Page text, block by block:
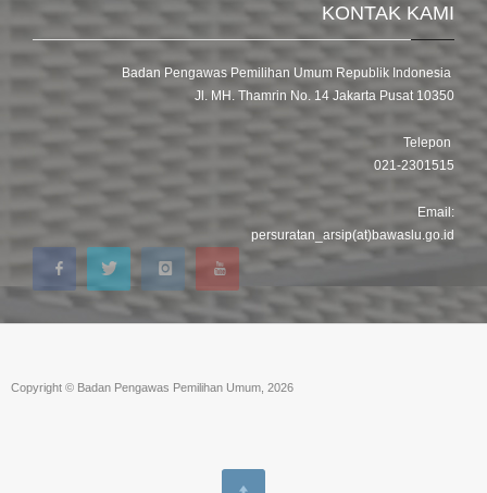
KONTAK KAMI
Badan Pengawas Pemilihan Umum Republik Indonesia
Jl. MH. Thamrin No. 14 Jakarta Pusat 10350
Telepon
021-2301515
Email:
persuratan_arsip(at)bawaslu.go.id
Copyright © Badan Pengawas Pemilihan Umum, 2026